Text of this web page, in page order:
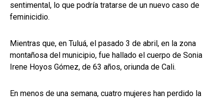
sentimental, lo que podría tratarse de un nuevo caso de
feminicidio.
Mientras que, en Tuluá, el pasado 3 de abril, en la zona
montañosa del municipio, fue hallado el cuerpo de Sonia
Irene Hoyos Gómez, de 63 años, oriunda de Cali.
En menos de una semana, cuatro mujeres han perdido la